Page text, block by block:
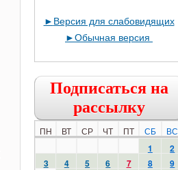
► Версия для слабовидящих
►Обычная версия
Подписаться на
рассылку
ПН ВТ СР ЧТ ПТ СБ ВС
1
2
3
4 5 6 7 8 9